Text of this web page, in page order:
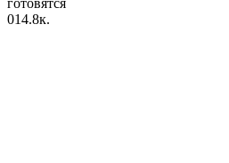
готовятся
014.8к.